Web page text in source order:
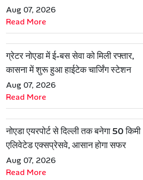
है एथेनॉल मॉडल
Aug 07, 2026
Read More
ग्रेटर नोएडा में ई-बस सेवा को मिली रफ्तार,
कासना में शुरू हुआ हाईटेक चार्जिंग स्टेशन
Aug 07, 2026
Read More
नोएडा एयरपोर्ट से दिल्ली तक बनेगा 50 किमी
एलिवेटेड एक्सप्रेसवे, आसान होगा सफर
Aug 07, 2026
Read More